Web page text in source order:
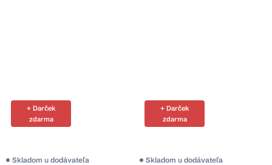
+ Darček
zdarma
Skladom u dodávateľa
+ Darček
zdarma
Skladom u dodávateľa